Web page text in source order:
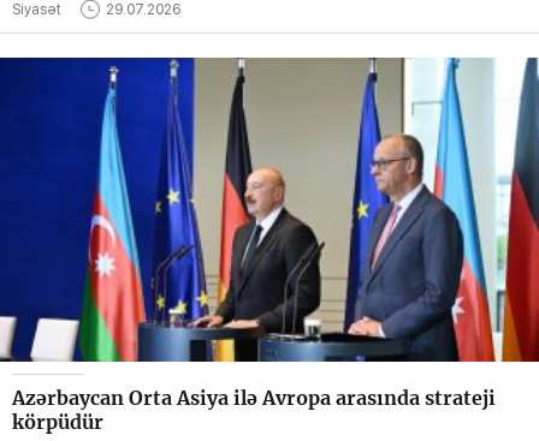
Siyasət 29.07.2026
Azərbaycan Orta Asiya ilə Avropa arasında strateji
körpüdür